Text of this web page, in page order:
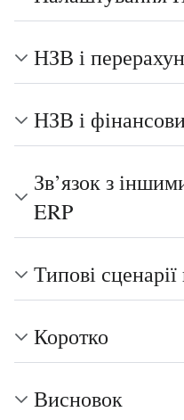
НЗВ і
НЗВ і
Зв’язок з
ERP
Типові
Коротко
Висновок